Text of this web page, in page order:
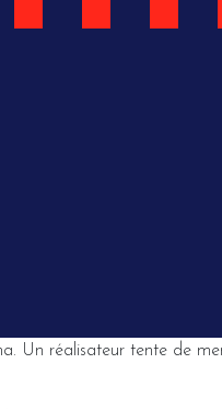
Un réalisateur tente de